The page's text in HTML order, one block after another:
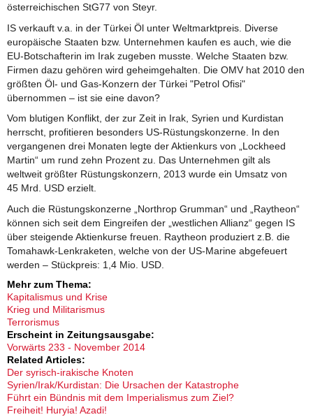
österreichischen StG77 von Steyr.
IS verkauft v.a. in der Türkei Öl unter Weltmarktpreis. Diverse
europäische Staaten bzw. Unternehmen kaufen es auch, wie die
EU-Botschafterin im Irak zugeben musste. Welche Staaten bzw.
Firmen dazu gehören wird geheimgehalten. Die OMV hat 2010 den
größten Öl- und Gas-Konzern der Türkei "Petrol Ofisi"
übernommen – ist sie eine davon?
Vom blutigen Konflikt, der zur Zeit in Irak, Syrien und Kurdistan
herrscht, profitieren besonders US-Rüstungskonzerne. In den
vergangenen drei Monaten legte der Aktienkurs von „Lockheed
Martin“ um rund zehn Prozent zu. Das Unternehmen gilt als
weltweit größter Rüstungskonzern, 2013 wurde ein Umsatz von
45 Mrd. USD erzielt.
Auch die Rüstungskonzerne „Northrop Grumman“ und „Raytheon“
können sich seit dem Eingreifen der „westlichen Allianz“ gegen IS
über steigende Aktienkurse freuen. Raytheon produziert z.B. die
Tomahawk-Lenkraketen, welche von der US-Marine abgefeuert
werden – Stückpreis: 1,4 Mio. USD.
Mehr zum Thema:
Kapitalismus und Krise
Krieg und Militarismus
Terrorismus
Erscheint in Zeitungsausgabe:
Vorwärts 233 - November 2014
Related Articles:
Der syrisch-irakische Knoten
Syrien/Irak/Kurdistan: Die Ursachen der Katastrophe
Führt ein Bündnis mit dem Imperialismus zum Ziel?
Freiheit! Huryia! Azadi!